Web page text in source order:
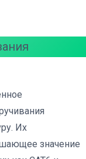
Их
значение